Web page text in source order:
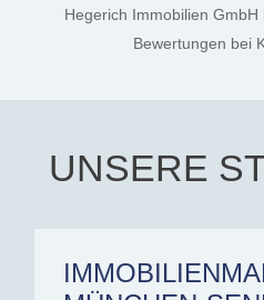
amazing at what she
very confident, smart
kind. Best of luck to
all her endeavors.
Hegerich Immobilien GmbH
Bewertungen bei
UNSERE